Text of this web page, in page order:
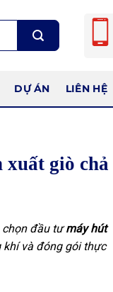
DỰ ÁN LIÊN HỆ
xuất giò chả
chọn đầu tưmáy hút
khí và đóng gói thực